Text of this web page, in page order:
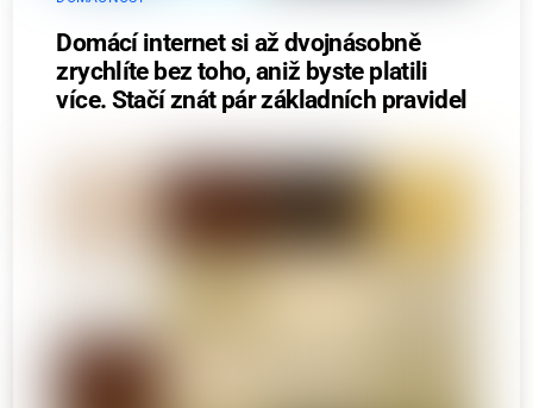
Domácí internet si až dvojnásobně
zrychlíte bez toho, aniž byste platili
více. Stačí znát pár základních pravidel